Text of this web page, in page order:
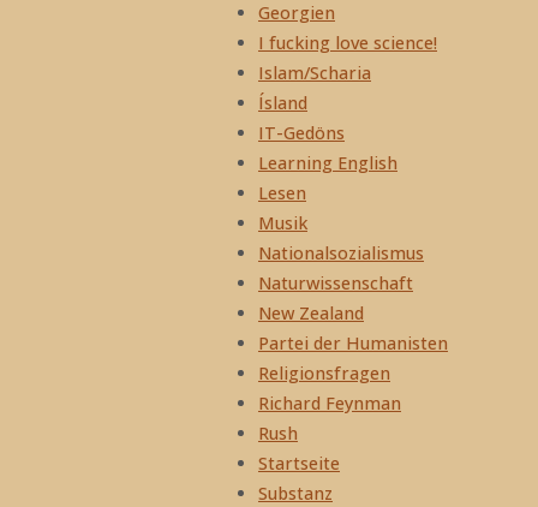
Georgien
I fucking love science!
Islam/Scharia
Ísland
IT-Gedöns
Learning English
Lesen
Musik
Nationalsozialismus
Naturwissenschaft
New Zealand
Partei der Humanisten
Religionsfragen
Richard Feynman
Rush
Startseite
Substanz